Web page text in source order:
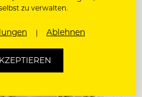
zu verwalten.
Ablehnen